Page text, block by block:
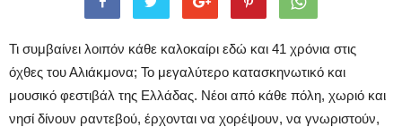
Τι συμβαίνει λοιπόν κάθε καλοκαίρι εδώ και 41 χρόνια στις
όχθες του Αλιάκμονα; Το μεγαλύτερο κατασκηνωτικό και
μουσικό φεστιβάλ της Ελλάδας. Νέοι από κάθε πόλη, χωριό και
νησί δίνουν ραντεβού, έρχονται να χορέψουν, να γνωριστούν,